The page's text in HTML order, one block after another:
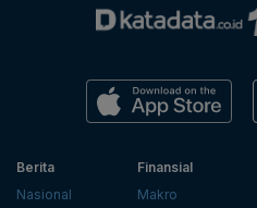
Berita
Nasional
Finansial
Makro